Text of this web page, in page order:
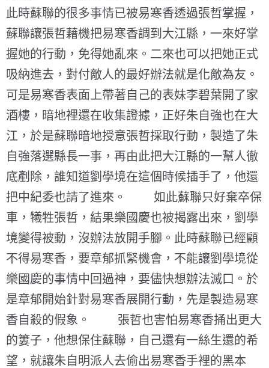
此時蘇聯的很多事情已被易寒香透過張哲掌握，
蘇聯讓張哲藉機把易寒香調到大江縣，一來好掌
握她的行動，免得她亂來。二來也可以把她正式
吸納進去，對付敵人的最好辦法就是化敵為友。
可是易寒香表面上帶著自己的表妹李碧葉開了家
酒樓，暗地裡還在收集證據，正好朱自強也在大
江，於是蘇聯暗地授意張哲採取行動，製造了朱
自強落選縣長一事，再由此把大江縣的一幫人徹
底剷除，誰知道劉學境在這個時候插手了，他還
把中紀委也請了進來。 如此蘇聯只好棄卒保
車，犧牲張哲，結果樂國慶也被揭露出來，劉學
境變得被動，沒辦法放開手腳。此時蘇聯已經顧
不得易寒香，要章郁抓緊機會，不能讓劉學境從
樂國慶的事情中回過神，要儘快想辦法滅口。於
是章郁開始針對易寒香展開行動，先是製造易寒
香自殺的假象。 張哲也害怕易寒香捅出更大
的簍子，他想保住蘇聯，自己還有一絲生還的希
望，就讓朱自明派人去偷出易寒香手裡的黑本